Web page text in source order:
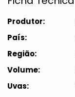
Produtor:
País:
Região:
Volume:
Uvas: